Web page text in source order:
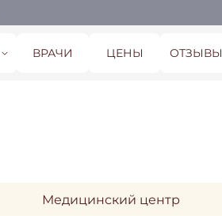
ВРАЧИ ЦЕНЫ ОТЗЫВЫ
Медицинский центр